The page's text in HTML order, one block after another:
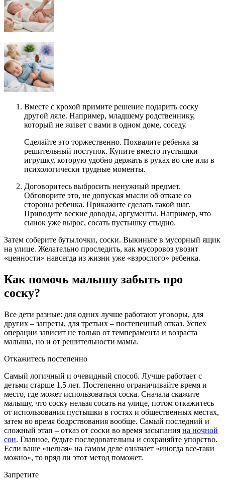
Вместе с крохой примите решение подарить соску
другой ляле. Например, младшему родственнику,
который не живет с вами в одном доме, соседу.
Сделайте это торжественно. Похвалите ребенка за
решительный поступок. Купите вместо пустышки
игрушку, которую удобно держать в руках во сне или в
психологически трудные моменты.
Договоритесь выбросить ненужный предмет.
Обговорите это, не допуская мысли об отказе со
стороны ребенка. Прикажите сделать такой шаг.
Приводите веские доводы, аргументы. Например, что
сынок уже вырос, сосать пустышку стыдно.
Затем соберите бутылочки, соски. Выкиньте в мусорный ящик
на улице. Желательно проследить, как мусоровоз увозит
«ценности» навсегда из жизни уже «взрослого» ребенка.
Как помочь малышу забыть про
соску?
Все дети разные: для одних лучше работают уговоры, для
других – запреты, для третьих – постепенный отказ. Успех
операции зависит не только от темперамента и возраста
малыша, но и от решительности мамы.
Откажитесь постепенно
Самый логичный и очевидный способ. Лучше работает с
детьми старше 1,5 лет. Постепенно ограничивайте время и
место, где может использоваться соска. Сначала скажите
малышу, что соску нельзя сосать на улице, потом откажитесь
от использования пустышки в гостях и общественных местах,
затем во время бодрствования вообще. Самый последний и
сложный этап – отказ от соски во время засыпания на ночной
сон. Главное, будьте последовательны и сохраняйте упорство.
Если ваше «нельзя» на самом деле означает «иногда все-таки
можно», то вряд ли этот метод поможет.
Запретите